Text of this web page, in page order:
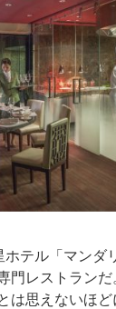
テル「マンダ
門レストラン
は思えないほど